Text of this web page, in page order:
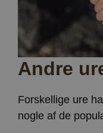
Andre
Forskellige ure
nogle af de